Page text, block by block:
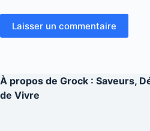
Laisser un commentaire
À propos de Grock : Saveurs,
de Vivre